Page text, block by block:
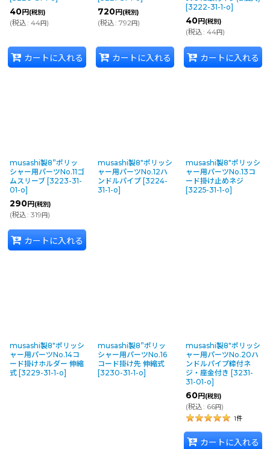
40円 (税別)
(税込: 44円)
カートに入れる
720円 (税別)
(税込: 792円)
カートに入れる
[3222-31-1-o]
40円 (税別)
(税込: 44円)
カートに入れる
musashi製8”ポリッ
シャー用パーツNo.11ゴ
ムスリーブ [3223-31-
01-o]
290円 (税別)
(税込: 319 円)
カートに入れる
musashi製8"ポリッシ
ャー用パーツNo.12ハ
ンドルパイプ [3224-
31-1-o]
musashi製8"ポリッシ
ャー用パーツNo.13コ
ード掛け止めネジ
[3225-31-1-o]
musashi製8"ポリッシ
ャー用パーツNo.14コ
ード掛けホルダー 伸縮
式 [3229-31-1-o]
musashi製8”ポリッ
シャー用パーツNo.16
コード掛け先 伸縮式
[3230-31-1-o]
musashi製8"ポリッシ
ャー用パーツNo.20ハ
ンドルパイプ締付ネ
ジ・座金付き [3231-
31-01-o]
60円 (税別)
(税込: 66円)
1件
カートに入れる